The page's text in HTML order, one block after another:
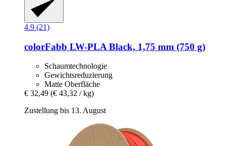
4.9 (21)
colorFabb LW-​PLA Black, 1,75 mm (750 g)
Schaumtechnologie
Gewichtsreduzierung
Matte Oberfläche
€ 32,49 (€ 43,32 / kg)
Zustellung bis 13. August